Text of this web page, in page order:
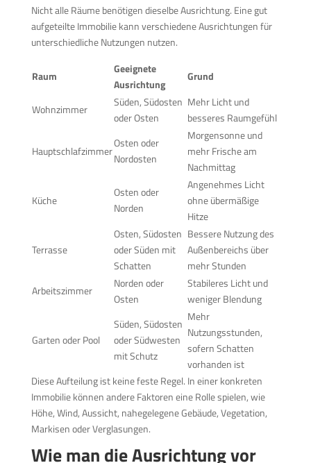
Nicht alle Räume benötigen dieselbe Ausrichtung. Eine gut
aufgeteilte Immobilie kann verschiedene Ausrichtungen für
unterschiedliche Nutzungen nutzen.
Raum
Geeignete
Ausrichtung
Grund
Wohnzimmer
Süden, Südosten
oder Osten
Mehr Licht und
besseres Raumgefühl
Hauptschlafzimmer
Osten oder
Nordosten
Morgensonne und
mehr Frische am
Nachmittag
Küche
Osten oder
Norden
Angenehmes Licht
ohne übermäßige
Hitze
Terrasse
Osten, Südosten
oder Süden mit
Schatten
Bessere Nutzung des
Außenbereichs über
mehr Stunden
Arbeitszimmer
Norden oder
Osten
Stabileres Licht und
weniger Blendung
Garten oder Pool
Süden, Südosten
oder Südwesten
mit Schutz
Mehr
Nutzungsstunden,
sofern Schatten
vorhanden ist
Diese Aufteilung ist keine feste Regel. In einer konkreten
Immobilie können andere Faktoren eine Rolle spielen, wie
Höhe, Wind, Aussicht, nahegelegene Gebäude, Vegetation,
Markisen oder Verglasungen.
Wie man die Ausrichtung vor